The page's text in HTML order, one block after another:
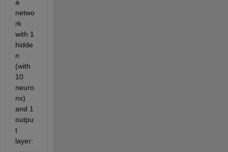
a
netwo
rk
with 1
hidde
n
(with
10
neuro
ns)
and 1
outpu
t
layer: